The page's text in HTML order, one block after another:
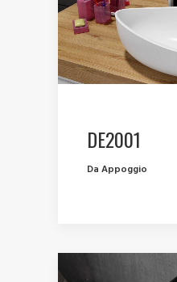
DE2001
Da Appoggio